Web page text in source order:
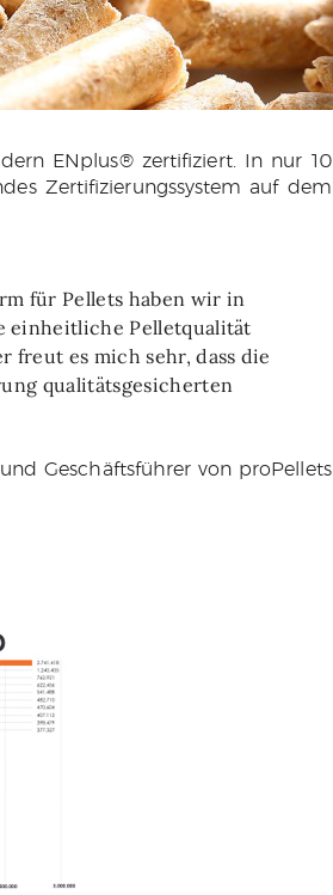
ENplus® zertifiziert. In nur 10
Zertifizierungssystem auf dem
für Pellets haben wir in
einheitliche Pelletqualität
freut es mich sehr, dass die
qualitätsgesicherten
Geschäftsführer von proPellets